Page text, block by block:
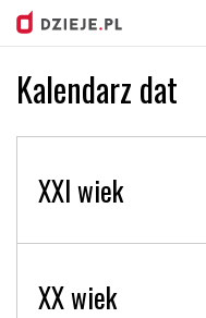
Kalendarz dat
XXI wiek
XX wiek